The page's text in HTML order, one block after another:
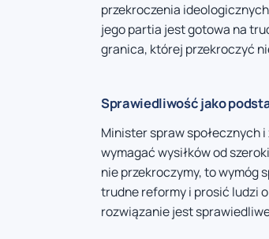
przekroczenia
jego partia jest gotowa na
granica, której przekroczyć
Sprawiedliwość jako
Minister spraw społecznych
wymagać wysiłków od
nie przekroczymy, to wymóg
trudne reformy i prosić ludzi
rozwiązanie jest